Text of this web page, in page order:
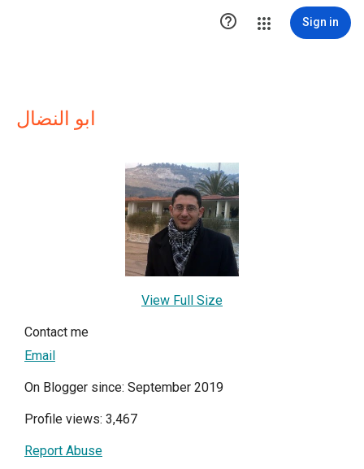
 Sign in
ابو النضال
View Full Size
Contact me
Email
On Blogger since: September 2019
Profile views: 3,467
Report Abuse